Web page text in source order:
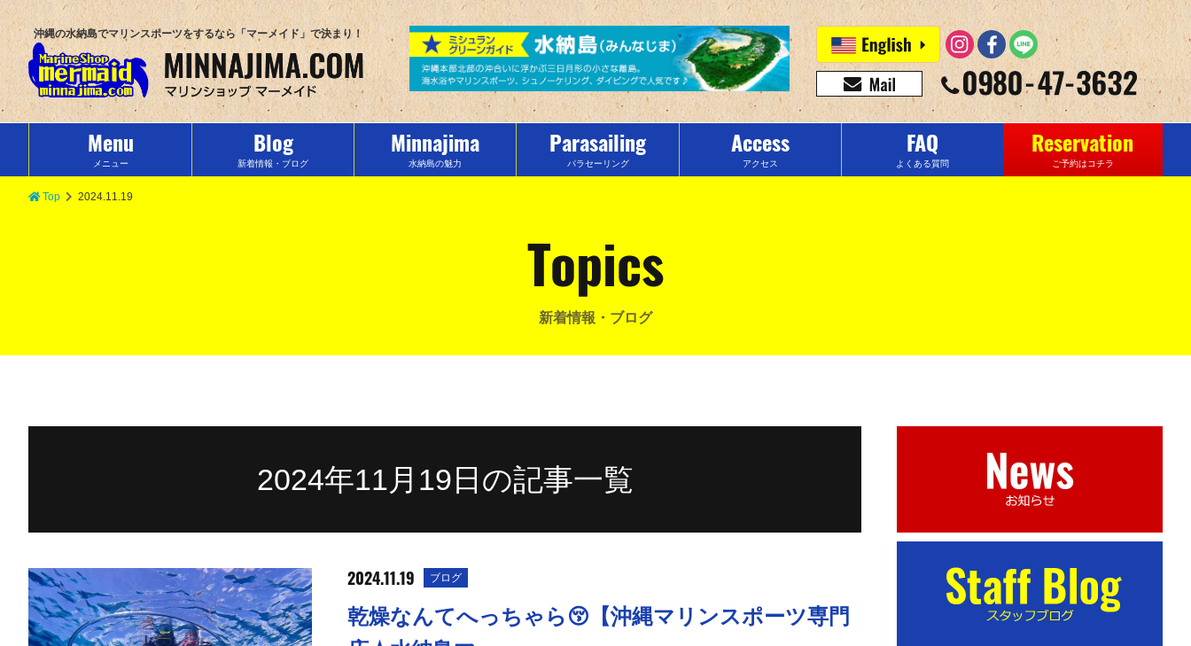
沖縄の水納島でマリンスポーツをするなら「マーメイド」で決まり！
Menu
メニュー
Blog
新着情報・ブログ
Minnajima
水納島の魅力
Parasailing
パラセーリング
Access
アクセス
FAQ
よくある質問
Reservation
ご予約はコチラ
Top 2024.11.19
Topics
新着情報・ブログ
2024年11月19日の記事一覧
2024.11.19 ブログ
乾燥なんてへっちゃら😚【沖縄マリンスポーツ専門